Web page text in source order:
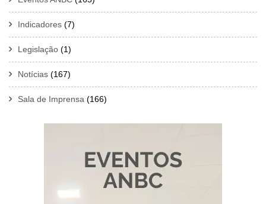
Indicadores (7)
Legislação (1)
Notícias (167)
Sala de Imprensa (166)